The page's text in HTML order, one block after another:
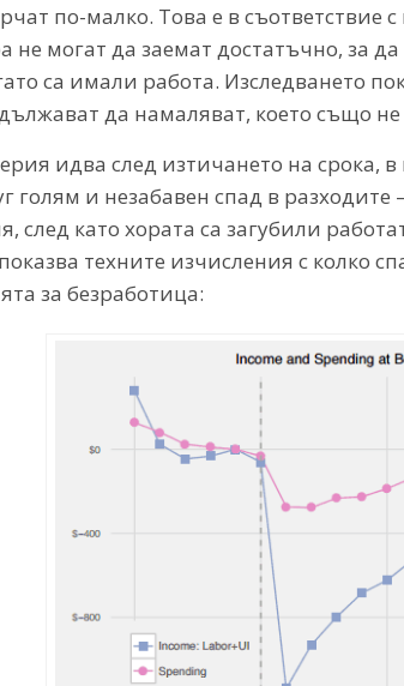
по-малко. Това е в съответствие
не могат да заемат достатъчно, за
са имали работа. Изследването
да намаляват, което също не
идва след изтичането на срока,
голям и незабавен спад в разходите
след като хората са загубили
техните изчисления с колко
за безработица: